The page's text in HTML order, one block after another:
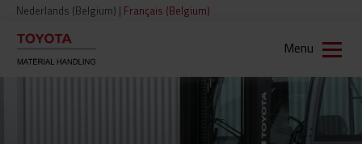
Nederlands (Belgium) | Français (Belgium)
Menu